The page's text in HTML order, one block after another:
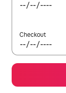
Checkout